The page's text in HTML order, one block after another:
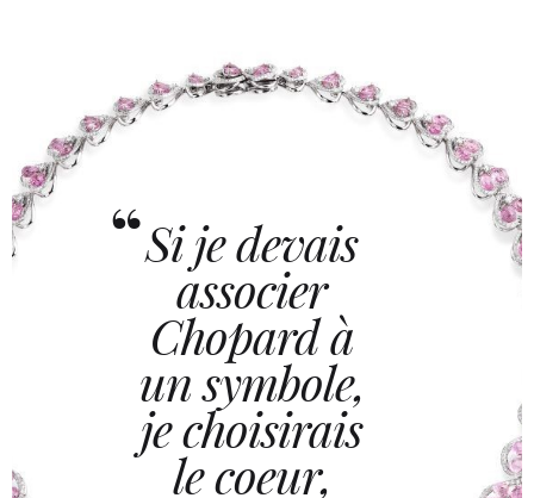
Si je devais
associer
Chopard à
un symbole,
je choisirais
le coeur,